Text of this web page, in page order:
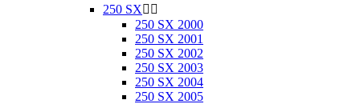
250 SX 
250 SX 2000
250 SX 2001
250 SX 2002
250 SX 2003
250 SX 2004
250 SX 2005